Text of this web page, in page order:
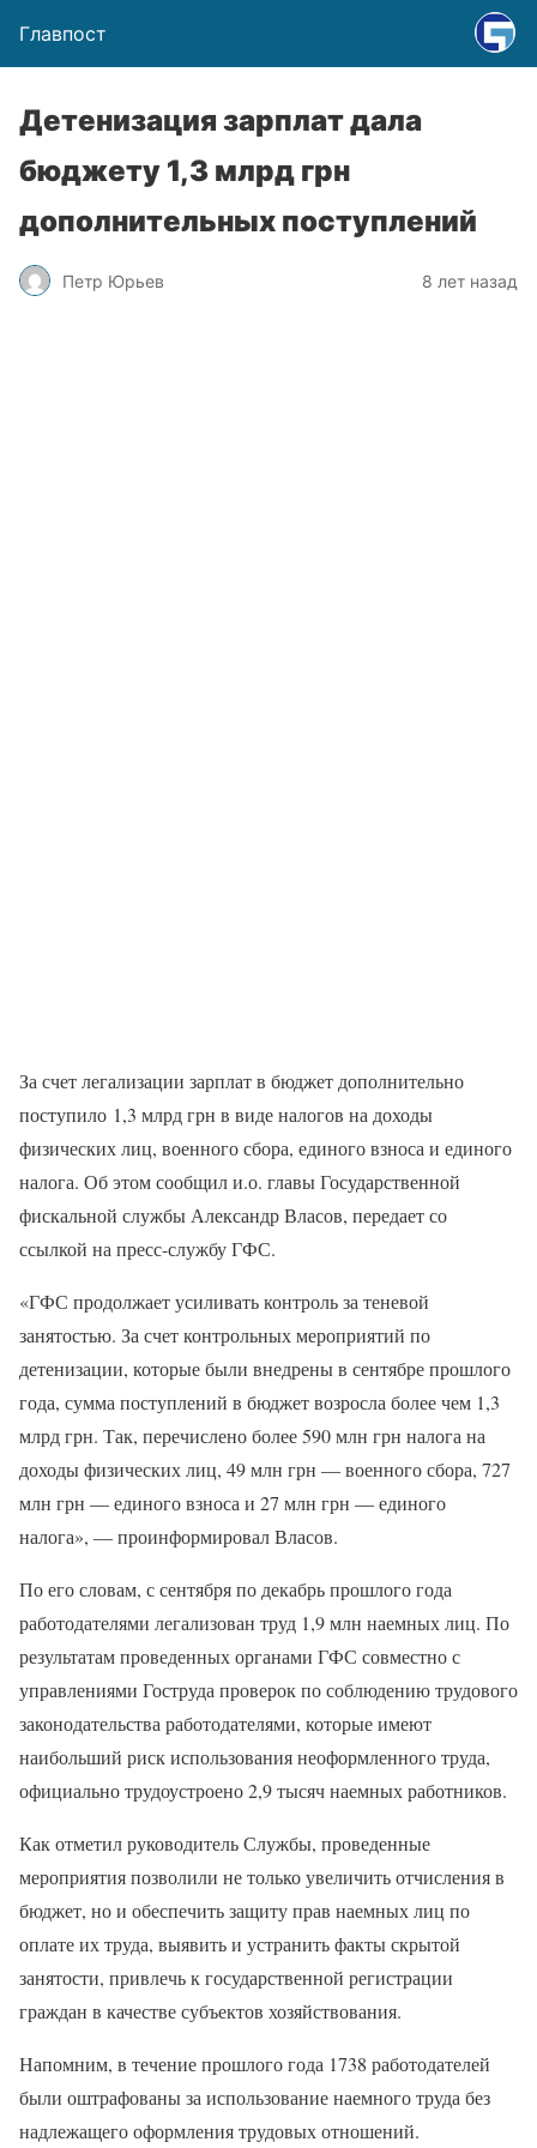
Главпост
Детенизация зарплат дала
бюджету 1,3 млрд грн
дополнительных поступлений
Петр Юрьев 8 лет назад
За счет легализации зарплат в бюджет дополнительно
поступило 1,3 млрд грн в виде налогов на доходы
физических лиц, военного сбора, единого взноса и единого
налога. Об этом сообщил и.о. главы Государственной
фискальной службы Александр Власов, передает со
ссылкой на пресс-службу ГФС.
«ГФС продолжает усиливать контроль за теневой
занятостью. За счет контрольных мероприятий по
детенизации, которые были внедрены в сентябре прошлого
года, сумма поступлений в бюджет возросла более чем 1,3
млрд грн. Так, перечислено более 590 млн грн налога на
доходы физических лиц, 49 млн грн — военного сбора, 727
млн грн — единого взноса и 27 млн грн — единого
налога», — проинформировал Власов.
По его словам, с сентября по декабрь прошлого года
работодателями легализован труд 1,9 млн наемных лиц. По
результатам проведенных органами ГФС совместно с
управлениями Гоструда проверок по соблюдению трудового
законодательства работодателями, которые имеют
наибольший риск использования неоформленного труда,
официально трудоустроено 2,9 тысяч наемных работников.
Как отметил руководитель Службы, проведенные
мероприятия позволили не только увеличить отчисления в
бюджет, но и обеспечить защиту прав наемных лиц по
оплате их труда, выявить и устранить факты скрытой
занятости, привлечь к государственной регистрации
граждан в качестве субъектов хозяйствования.
Напомним, в течение прошлого года 1738 работодателей
были оштрафованы за использование наемного труда без
надлежащего оформления трудовых отношений.